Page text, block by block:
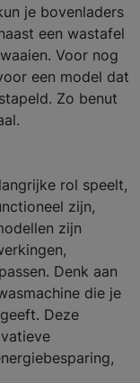
je bovenladers
een wastafel
Voor nog
een model dat
Zo benut
rol speelt,
zijn,
zijn
Denk aan
die je
Deze